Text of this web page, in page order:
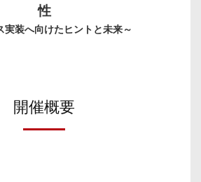
性
実装へ向けたヒントと未来～
開催概要